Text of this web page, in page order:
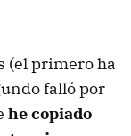
(el primero ha
falló por
he copiado